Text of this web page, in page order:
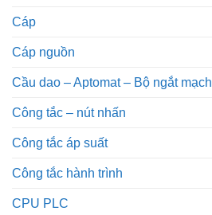
Cáp
Cáp nguồn
Cầu dao – Aptomat – Bộ ngắt mạch
Công tắc – nút nhấn
Công tắc áp suất
Công tắc hành trình
CPU PLC